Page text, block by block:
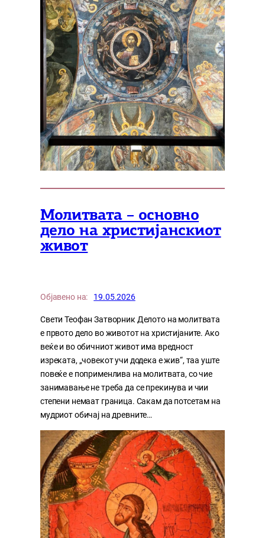
Молитвата – основно
дело на христијанскиот
живот
Објавено на: 19.05.2026
Свети Теофан Затворник Делото на молитвата
е првото дело во животот на христијаните. Ако
веќе и во обичниот живот има вредност
изреката, „човекот учи додека е жив“, таа уште
повеќе е поприменлива на молитвата, со чие
занимавање не треба да се прекинува и чии
степени немаат граница. Сакам да потсетам на
мудриот обичај на древните…